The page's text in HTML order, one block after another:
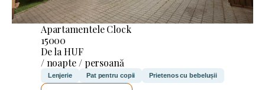
Apartamentele Clock
15000
De la HUF
/ noapte / persoană
Lenjerie Pat pentru copii Prietenos cu bebelușii